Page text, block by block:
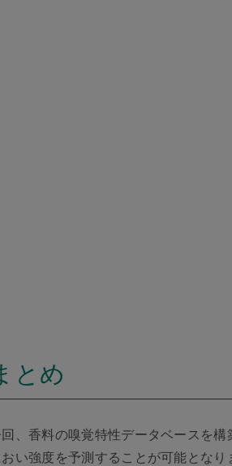
とめ
、香料の嗅覚特性データベースを
おい強度を予測することが可能となり